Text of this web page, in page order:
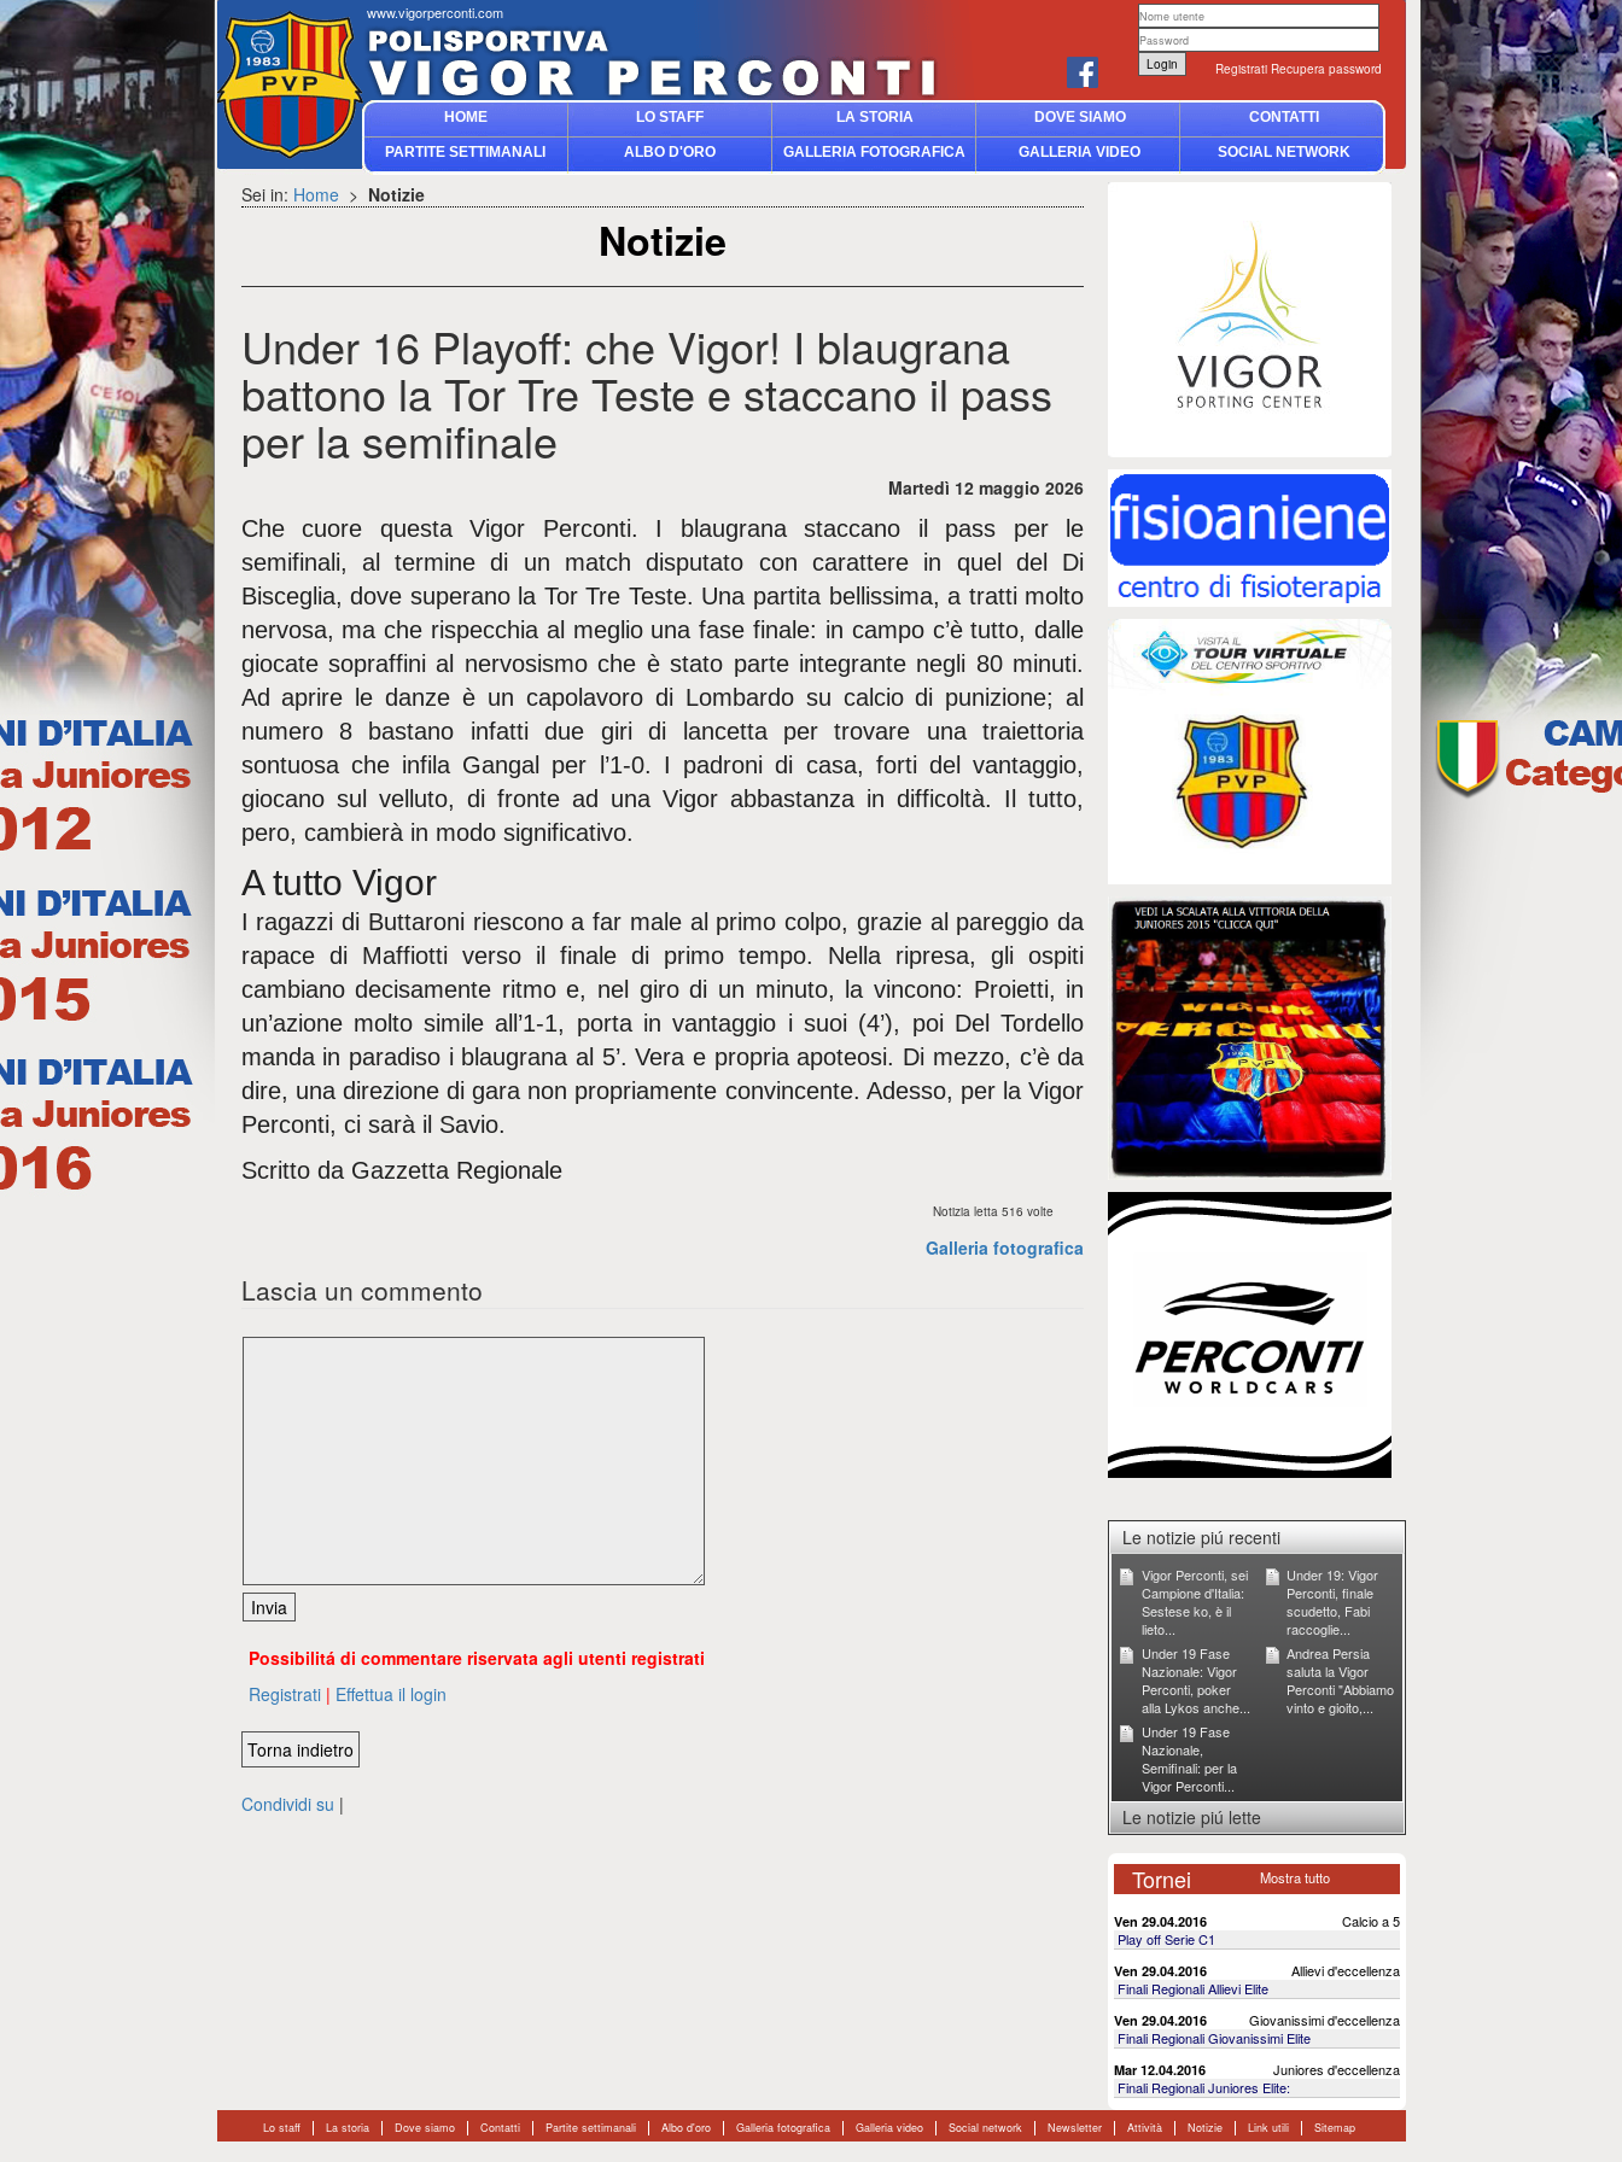
www.vigorperconti.com
Registrati Recupera password
HOME LO STAFF LA STORIA DOVE SIAMO CONTATTI
PARTITE SETTIMANALI ALBO D'ORO GALLERIA FOTOGRAFICA GALLERIA VIDEO SOCIAL NETWORK
Sei in: Home> Notizie
Notizie
Under 16 Playoff: che Vigor! I blaugrana
battono la Tor Tre Teste e staccano il pass
per la semifinale
Martedì 12 maggio 2026
Che cuore questa Vigor Perconti. I blaugrana staccano il pass per le
semifinali, al termine di un match disputato con carattere in quel del Di
Bisceglia, dove superano la Tor Tre Teste. Una partita bellissima, a tratti molto
nervosa, ma che rispecchia al meglio una fase finale: in campo c’è tutto, dalle
giocate sopraffini al nervosismo che è stato parte integrante negli 80 minuti.
Ad aprire le danze è un capolavoro di Lombardo su calcio di punizione; al
numero 8 bastano infatti due giri di lancetta per trovare una traiettoria
sontuosa che infila Gangal per l’1-0. I padroni di casa, forti del vantaggio,
giocano sul velluto, di fronte ad una Vigor abbastanza in difficoltà. Il tutto,
pero, cambierà in modo significativo.
A tutto Vigor
I ragazzi di Buttaroni riescono a far male al primo colpo, grazie al pareggio da
rapace di Maffiotti verso il finale di primo tempo. Nella ripresa, gli ospiti
cambiano decisamente ritmo e, nel giro di un minuto, la vincono: Proietti, in
un’azione molto simile all’1-1, porta in vantaggio i suoi (4’), poi Del Tordello
manda in paradiso i blaugrana al 5’. Vera e propria apoteosi. Di mezzo, c’è da
dire, una direzione di gara non propriamente convincente. Adesso, per la Vigor
Perconti, ci sarà il Savio.
Scritto da Gazzetta Regionale
Notizia letta 516 volte
Galleria fotografica
Lascia un commento
Possibilitá di commentare riservata agli utenti registrati
Registrati| Effettua il login
Condividi su |
Le notizie piú recenti
Vigor Perconti, sei
Campione d'Italia:
Sestese ko, è il
lieto...
Under 19: Vigor
Perconti, finale
scudetto, Fabi
raccoglie...
Under 19 Fase
Nazionale: Vigor
Perconti, poker
alla Lykos anche...
Andrea Persia
saluta la Vigor
Perconti "Abbiamo
vinto e gioito,...
Under 19 Fase
Nazionale,
Semifinali: per la
Vigor Perconti...
Le notizie piú lette
Tornei Mostra tutto
Ven 29.04.2016
Calcio a 5
Play off Serie C1
Ven 29.04.2016
Allievi d'eccellenza
Finali Regionali Allievi Elite
Ven 29.04.2016
Giovanissimi d'eccellenza
Finali Regionali Giovanissimi Elite
Mar 12.04.2016
Juniores d'eccellenza
Finali Regionali Juniores Elite:
Lo staff La storia Dove siamo Contatti Partite settimanali Albo d'oro Galleria fotografica Galleria video Social network Newsletter Attività Notizie Link utili Sitemap